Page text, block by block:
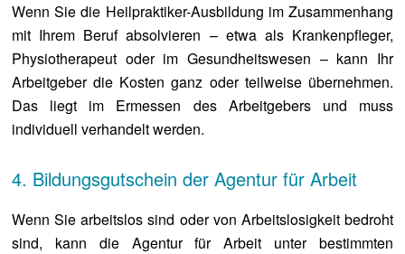
Wenn Sie die Heilpraktiker-Ausbildung im Zusammenhang
mit Ihrem Beruf absolvieren – etwa als Krankenpfleger,
Physiotherapeut oder im Gesundheitswesen – kann Ihr
Arbeitgeber die Kosten ganz oder teilweise übernehmen.
Das liegt im Ermessen des Arbeitgebers und muss
individuell verhandelt werden.
4. Bildungsgutschein der Agentur für Arbeit
Wenn Sie arbeitslos sind oder von Arbeitslosigkeit bedroht
sind, kann die Agentur für Arbeit unter bestimmten